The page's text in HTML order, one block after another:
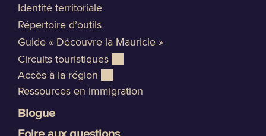
Identité territoriale
Répertoire d’outils
Guide « Découvre la Mauricie »
Circuits touristiques
Accès à la région
Ressources en immigration
Blogue